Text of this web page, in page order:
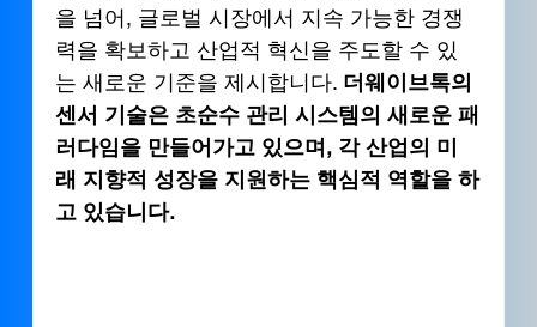
을 넘어, 글로벌 시장에서 지속 가능한 경쟁
력을 확보하고 산업적 혁신을 주도할 수 있
는 새로운 기준을 제시합니다. 더웨이브톡의
센서 기술은 초순수 관리 시스템의 새로운 패
러다임을 만들어가고 있으며, 각 산업의 미
래 지향적 성장을 지원하는 핵심적 역할을 하
고 있습니다.